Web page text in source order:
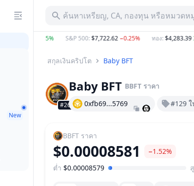
New
ค้นหาเหรียญ, CA, กองทุน หรือหมวดห
S&P 500 :$7,722.62−0.25% ทอง:$4,283.39
สกุลเงินคริปโต Baby BFT
#2653
Baby BFT BBFT ราคา
0xfb69...5769 #129 ใ
BBFT ราคา
$0.00008581 −1.52%
ช่วงราคา
ต่ำ $0.00008579